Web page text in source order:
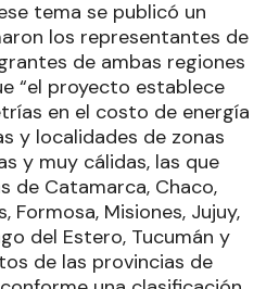
tema se publicó un
los representantes de
de ambas regiones
“el proyecto establece
en el costo de energía
y localidades de zonas
y muy cálidas, las que
de Catamarca, Chaco,
Formosa, Misiones, Jujuy,
del Estero, Tucumán y
de las provincias de